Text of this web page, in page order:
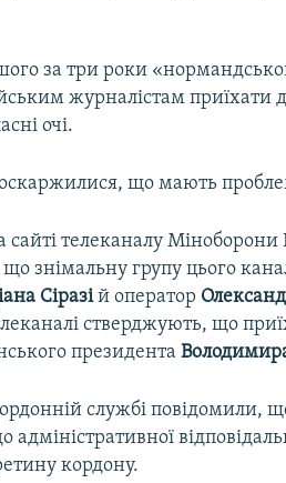
за три роки
журналістам
очі.
що мають
сайті телеканалу Міноборони
знімальну групу цього
Сіразій оператор
стверджують, що
президента
службі повідомили,
кордону.